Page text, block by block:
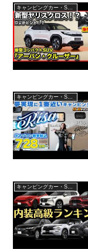
キャンピングカー・SUV人気車種